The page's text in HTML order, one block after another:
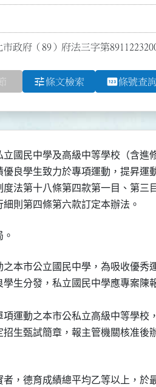
市政府（89）府法三字第
tune條文檢索 pin條號查
國民中學及高級中等學校（含進
良學生致力於專項運動，提昇運
法第十八條第四款第一目、第三
則第四條第六款訂定本辦法。
本市公立國民中學，為吸收優秀
生分發，私立國民中學應專案陳
運動之本市公私立高級中等學校
生甄試簡章，報主管機關核准後
，德育成績總平均乙等以上，於